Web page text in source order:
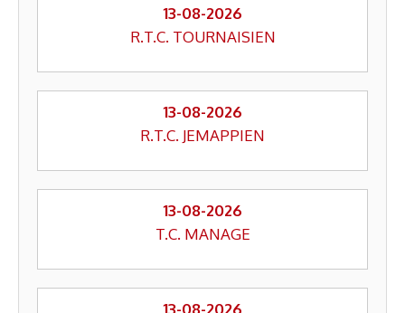
13-08-2026
R.T.C. TOURNAISIEN
13-08-2026
R.T.C. JEMAPPIEN
13-08-2026
T.C. MANAGE
13-08-2026